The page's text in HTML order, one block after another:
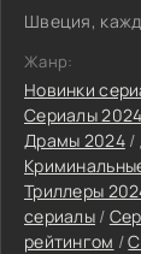
Швеция,
Жанр:
Новинки
Сериалы 2024
Драмы 2024/
Триллеры
сериалы/
рейтингом /